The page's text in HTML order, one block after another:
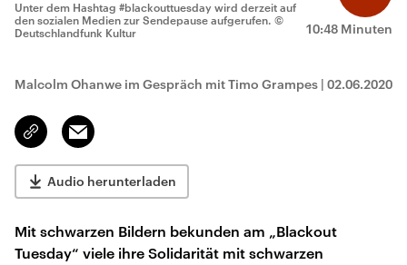
10:48 Minuten
Unter dem Hashtag #blackouttuesday wird derzeit auf
den sozialen Medien zur Sendepause aufgerufen. ©
Deutschlandfunk Kultur
Malcolm Ohanwe im Gespräch mit Timo Grampes | 02.06.2020
Link
kopieren/teilen
Email
Audio herunterladen
Mit schwarzen Bildern bekunden am „Blackout
Tuesday“ viele ihre Solidarität mit schwarzen